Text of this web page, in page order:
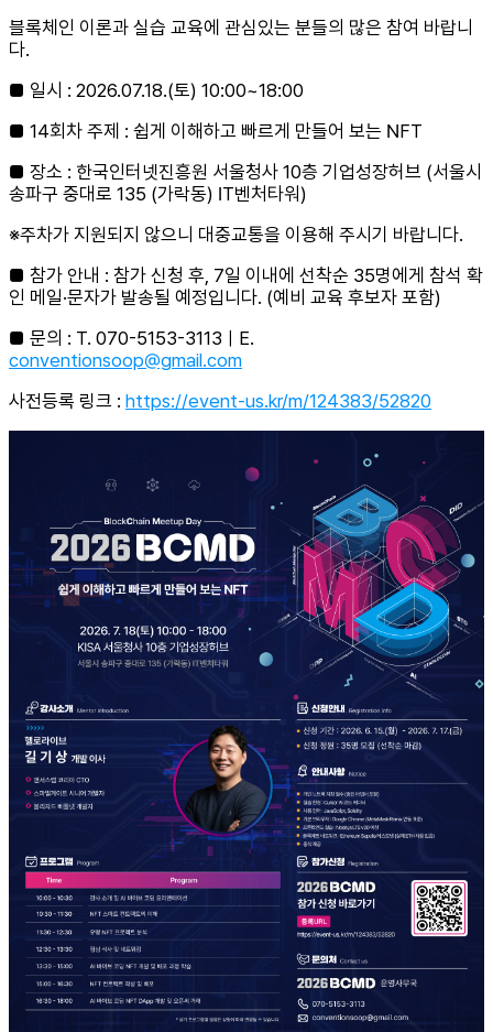
블록체인 이론과 실습 교육에 관심있는 분들의 많은 참여 바랍니
다.
■ 일시 : 2026.07.18.(토) 10:00~18:00
■ 14회차 주제 : 쉽게 이해하고 빠르게 만들어 보는 NFT
■ 장소 : 한국인터넷진흥원 서울청사 10층 기업성장허브 (서울시
송파구 중대로 135 (가락동) IT벤처타워)
※주차가 지원되지 않으니 대중교통을 이용해 주시기 바랍니다.
■ 참가 안내 : 참가 신청 후, 7일 이내에 선착순 35명에게 참석 확
인 메일·문자가 발송될 예정입니다. (예비 교육 후보자 포함)
■ 문의 : T. 070-5153-3113ㅣE.
conventionsoop@gmail.com
사전등록 링크 : https://event-us.kr/m/124383/52820